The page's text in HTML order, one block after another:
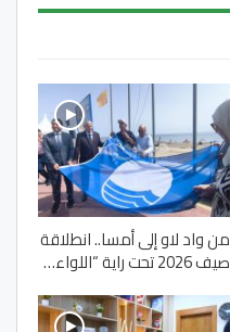
من واد لاو إلى أمسا.. انطلاقة
صيف 2026 تحت راية “اللواء…